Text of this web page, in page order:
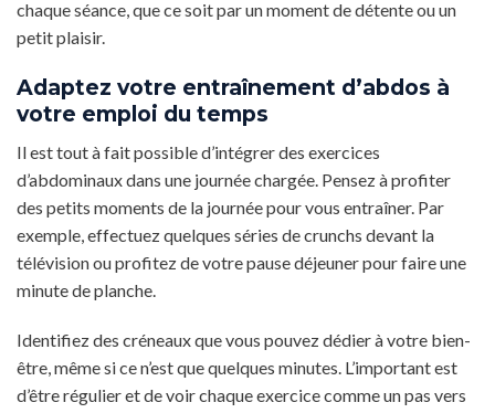
chaque séance, que ce soit par un moment de détente ou un
petit plaisir.
Adaptez votre entraînement d’abdos à
votre emploi du temps
Il est tout à fait possible d’intégrer des exercices
d’abdominaux dans une journée chargée. Pensez à profiter
des petits moments de la journée pour vous entraîner. Par
exemple, effectuez quelques séries de crunchs devant la
télévision ou profitez de votre pause déjeuner pour faire une
minute de planche.
Identifiez des créneaux que vous pouvez dédier à votre bien-
être, même si ce n’est que quelques minutes. L’important est
d’être régulier et de voir chaque exercice comme un pas vers